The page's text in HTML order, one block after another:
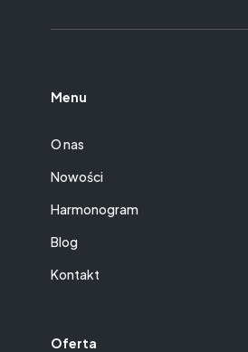
Menu
O nas
Nowości
Harmonogram
Blog
Kontakt
Oferta